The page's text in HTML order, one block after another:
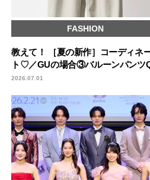
FASHION
教えて！ ［夏の新作］コーディネ
ト♡／GUの場合③バルーンパンツ
2026.07.01